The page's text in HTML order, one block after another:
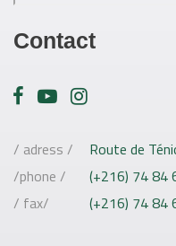
Contact
/ adress /
Route de
/phone /
(+216) 74 84
/ fax/
(+216) 74 84